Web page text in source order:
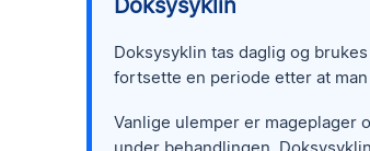
Doksysyklin
Doksysyklin tas daglig og
fortsette en periode etter at
Vanlige ulemper er mageplager